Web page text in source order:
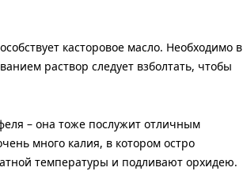
касторовое масло. Необходимо в
раствор следует взболтать, чтобы
– она тоже послужит отличным
много калия, в котором остро
температуры и подливают орхидею.